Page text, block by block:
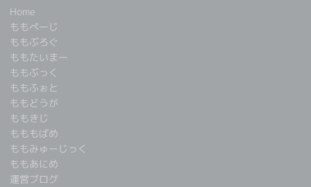
Home
ももぺーじ
ももぶろぐ
ももたいまー
ももぶっく
ももふぉと
ももどうが
ももきじ
もももばめ
ももみゅーじっく
ももあにめ
運営ブログ